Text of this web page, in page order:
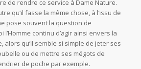
de rendre ce service à Dame Nature.
qu’il fasse la même chose, à l’issu de
pose souvent la question de
continu d’agir ainsi envers la
alors qu’il semble si simple de jeter ses
ou de mettre ses mégots de
de poche par exemple.